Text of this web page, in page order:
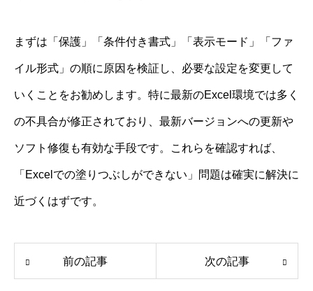
まずは「保護」「条件付き書式」「表示モード」「ファ
イル形式」の順に原因を検証し、必要な設定を変更して
いくことをお勧めします。特に最新のExcel環境では多く
の不具合が修正されており、最新バージョンへの更新や
ソフト修復も有効な手段です。これらを確認すれば、
「Excelでの塗りつぶしができない」問題は確実に解決に
近づくはずです。
前の記事 次の記事